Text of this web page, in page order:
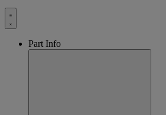
Part Info